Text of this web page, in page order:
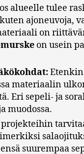
alueelle tulee
ajoneuvoja,
on
on usein
materiaalin
Eri sepeli- ja
muodossa.
suurempaa